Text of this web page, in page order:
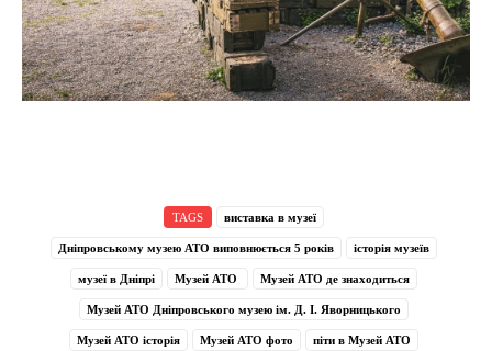
TAGS виставка в музеї
Дніпровському музею АТО виповнюється 5 років історія музеїв
музеї в Дніпрі Музей АТО Музей АТО де знаходиться
Музей АТО Дніпровського музею ім. Д. І. Яворницького
Музей АТО історія Музей АТО фото піти в Музей АТО